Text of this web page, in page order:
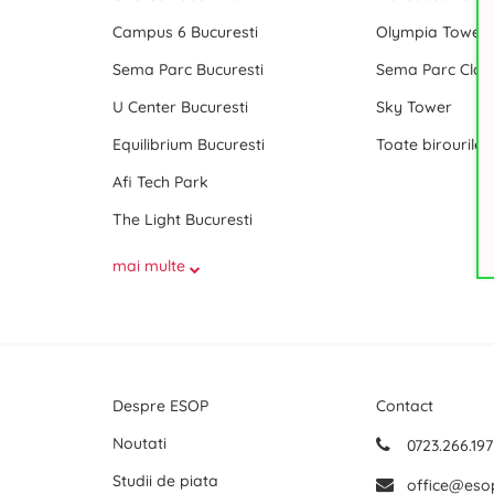
Campus 6 Bucuresti
Sema Parc Bucuresti
U Center Bucuresti
Equilibrium Bucuresti
Afi Tech Park
The Light Bucuresti
mai multe
Olympia Tower
Sema Parc
Sky Tower
Despre ESOP
Noutati
Studii de piata
Contact
0723.266.197